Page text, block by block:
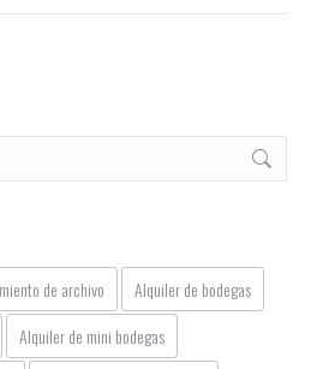
de archivo
Alquiler de bodegas
Alquiler de mini bodegas